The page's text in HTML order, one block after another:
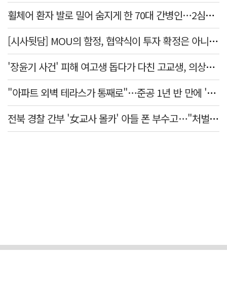
휠체어 환자 발로 밀어 숨지게 한 70대 간병인…2심도 집행유예
[시사뒷담] MOU의 함정, 협약식이 투자 확정은 아니긴 해
'장윤기 사건' 피해 여고생 돕다가 다친 고교생, 의상자 인정
"아파트 외벽 테라스가 통째로"…준공 1년 반 만에 '아찔 사고'
전북 경찰 간부 '女교사 몰카' 아들 폰 부수고…"처벌 못하는 사안" 내부망에 글